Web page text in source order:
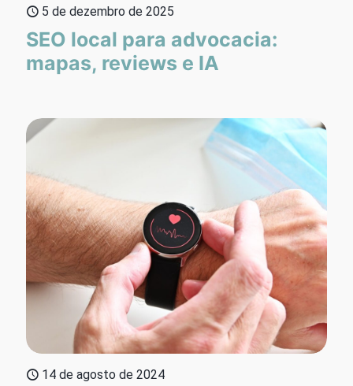
5 de dezembro de 2025
SEO local para advocacia:
mapas, reviews e IA
14 de agosto de 2024